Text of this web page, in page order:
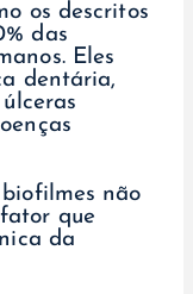
os descritos
das
Eles
dentária,
não
que
da